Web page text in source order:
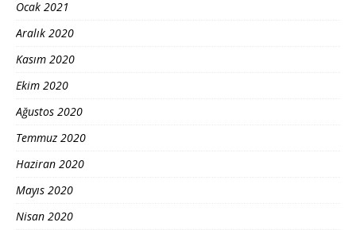
Ocak 2021
Aralık 2020
Kasım 2020
Ekim 2020
Ağustos 2020
Temmuz 2020
Haziran 2020
Mayıs 2020
Nisan 2020